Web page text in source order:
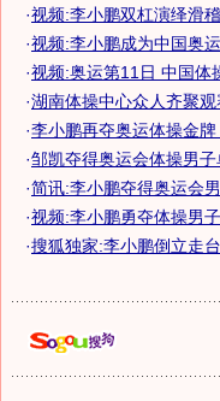
·视频:李小鹏双杠演绎滑
·视频:李小鹏成为中国奥
·视频:奥运第11日 中国体
·湖南体操中心众人齐聚观
·李小鹏再夺奥运体操金牌
·邹凯夺得奥运会体操男
·简讯:李小鹏夺得奥运会
·视频:李小鹏勇夺体操男
·搜狐独家:李小鹏倒立走